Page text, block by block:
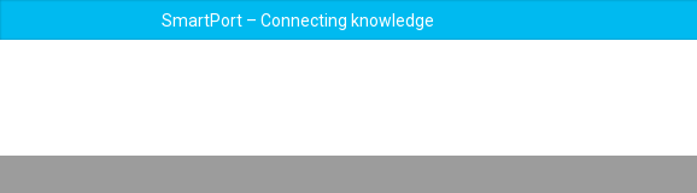
SmartPort – Connecting knowledge